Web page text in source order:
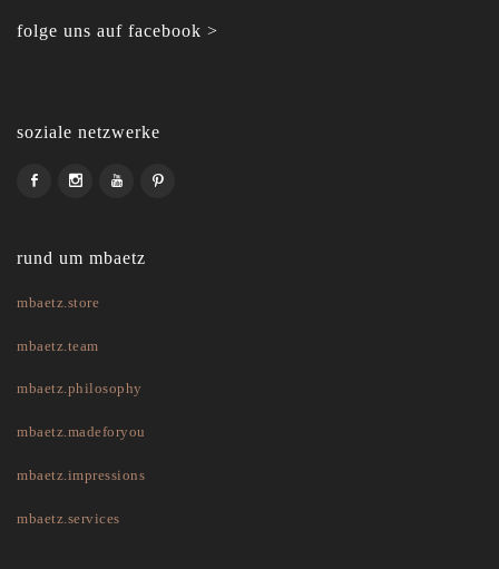
folge uns auf facebook >
soziale netzwerke
rund um mbaetz
mbaetz.store
mbaetz.team
mbaetz.philosophy
mbaetz.madeforyou
mbaetz.impressions
mbaetz.services